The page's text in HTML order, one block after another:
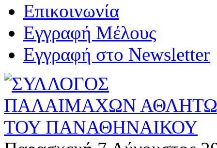
Επικοινωνία
Εγγραφή Μέλους
Εγγραφή στο Newsletter